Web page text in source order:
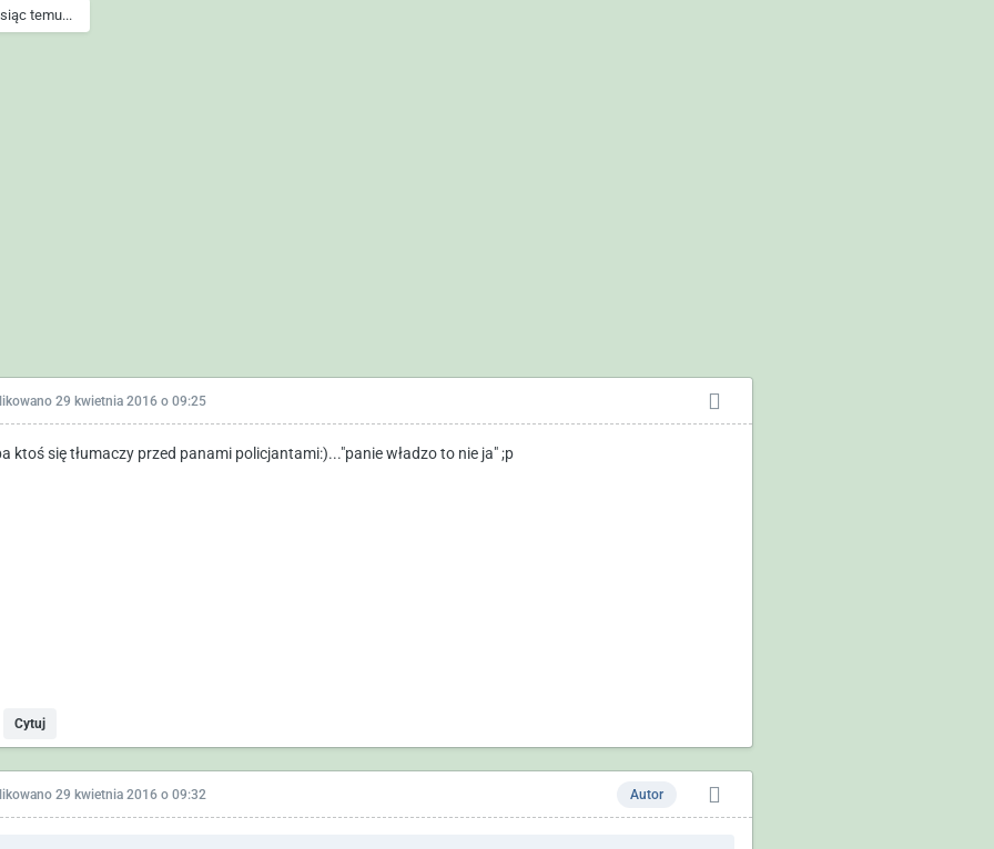
temu...
29 kwietnia 2016 o 09:25
ktoś się tłumaczy przed panami policjantami:)..."panie władzo to nie ja" ;p
Cytuj
Autor
29 kwietnia 2016 o 09:32